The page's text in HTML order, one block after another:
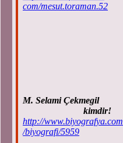
com/mesut.toraman.52
M. Selami Çekmegil
kimdir!
http://www.biyografya.com
/biyografi/5959